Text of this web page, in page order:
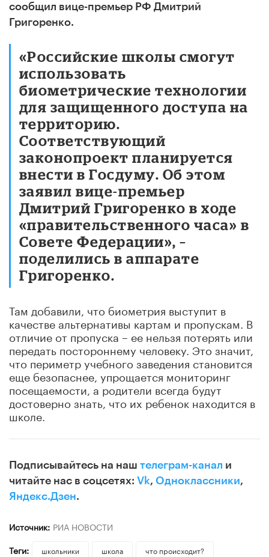
сообщил вице-премьер РФ Дмитрий
Григоренко.
«Российские школы смогут
использовать
биометрические технологии
для защищенного доступа на
территорию.
Соответствующий
законопроект планируется
внести в Госдуму. Об этом
заявил вице-премьер
Дмитрий Григоренко в ходе
«правительственного часа» в
Совете Федерации», –
поделились в аппарате
Григоренко.
Там добавили, что биометрия выступит в
качестве альтернативы картам и пропускам. В
отличие от пропуска – ее нельзя потерять или
передать постороннему человеку. Это значит,
что периметр учебного заведения становится
еще безопаснее, упрощается мониторинг
посещаемости, а родители всегда будут
достоверно знать, что их ребенок находится в
школе.
Подписывайтесь на наш телеграм-канал и
читайте нас в соцсетях: Vk, Одноклассники,
Яндекс.Дзен.
Источник: РИА НОВОСТИ
Теги:
школьники школа
что происходит?